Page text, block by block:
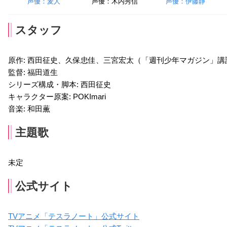
スタッフ
原作: 西田征史、久保忠佳、三宮宏太（「週刊少年マガジン」
監督: 福田道生
シリーズ構成・脚本: 西田征史
キャラクター原案: POKImari
音楽: 和田薫
主題歌
未定
公式サイト
TVアニメ「テスラノート」公式サイト